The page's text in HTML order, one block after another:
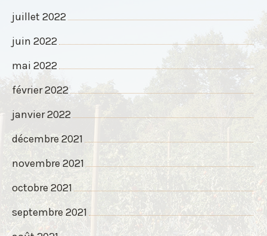
juillet 2022
juin 2022
mai 2022
février 2022
janvier 2022
décembre 2021
novembre 2021
octobre 2021
septembre 2021